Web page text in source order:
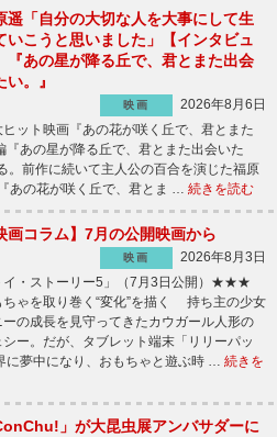
遥「自分の大切な人を大事にして生
いこうと思いました」【インタビュ
『あの星が降る丘で、君とまた出会
い。』
映画
2026年8月6日
ット映画『あの花が咲く丘で、君とまた
あの星が降る丘で、君とまた出会いた
。前作に続いて主人公の百合を演じた福原
あの花が咲く丘で、君とま … 続きを読む
画コラム】7月の公開映画から
映画
2026年8月3日
イ・ストーリー5」（7月3日公開）★★★
ちゃを取り巻く“変化”を描く 持ち主の少女
ーの成長を見守ってきたカウガール人形の
シー。だが、タブレット端末「リリーパッ
に夢中になり、おもちゃと遊ぶ時 … 続きを
」が大昆虫展アンバサダーに